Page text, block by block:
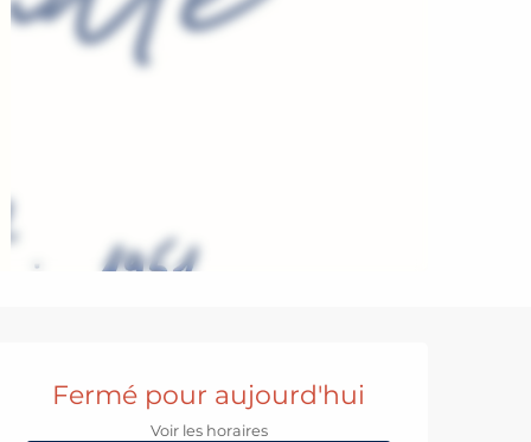
Ouverture et
Fermé pour aujourd'hui
Voir les horaires